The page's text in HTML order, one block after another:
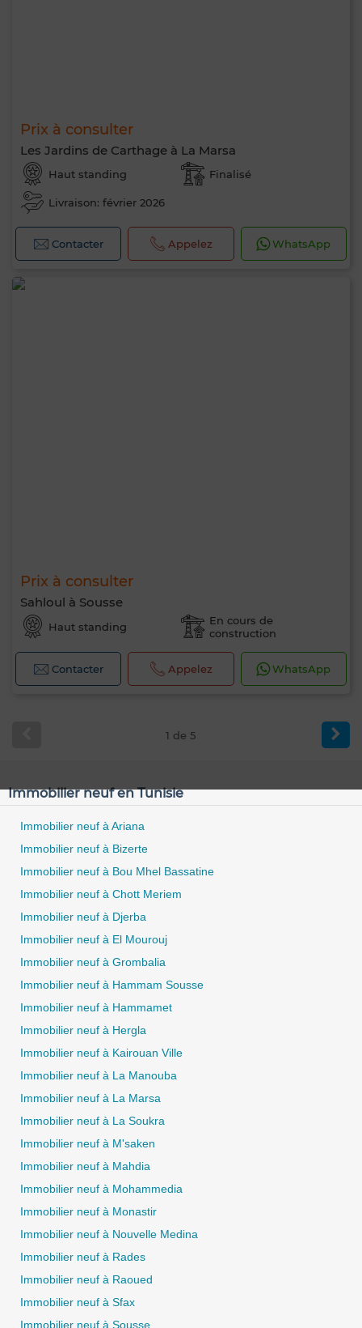
Prix à consulter
Les Jardins de Carthage à La Marsa
Haut standing Finalisé
Livraison: février 2026
Contacter Appelez WhatsApp
Prix à consulter
Sahloul à Sousse
Haut standing
En cours de
construction
Contacter Appelez WhatsApp
1 de 5
Immobilier neuf en Tunisie
Immobilier neuf à Ariana
Immobilier neuf à Bizerte
Immobilier neuf à Bou Mhel Bassatine
Immobilier neuf à Chott Meriem
Immobilier neuf à Djerba
Immobilier neuf à El Mourouj
Immobilier neuf à Grombalia
Immobilier neuf à Hammam Sousse
Immobilier neuf à Hammamet
Immobilier neuf à Hergla
Immobilier neuf à Kairouan Ville
Immobilier neuf à La Manouba
Immobilier neuf à La Marsa
Immobilier neuf à La Soukra
Immobilier neuf à M'saken
Immobilier neuf à Mahdia
Immobilier neuf à Mohammedia
Immobilier neuf à Monastir
Immobilier neuf à Nouvelle Medina
Immobilier neuf à Rades
Immobilier neuf à Raoued
Immobilier neuf à Sfax
Immobilier neuf à Sousse